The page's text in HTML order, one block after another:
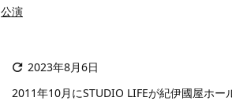
公演
 2023年8月6日
2011年10月にSTUDIO LIFEが紀伊國屋ホ